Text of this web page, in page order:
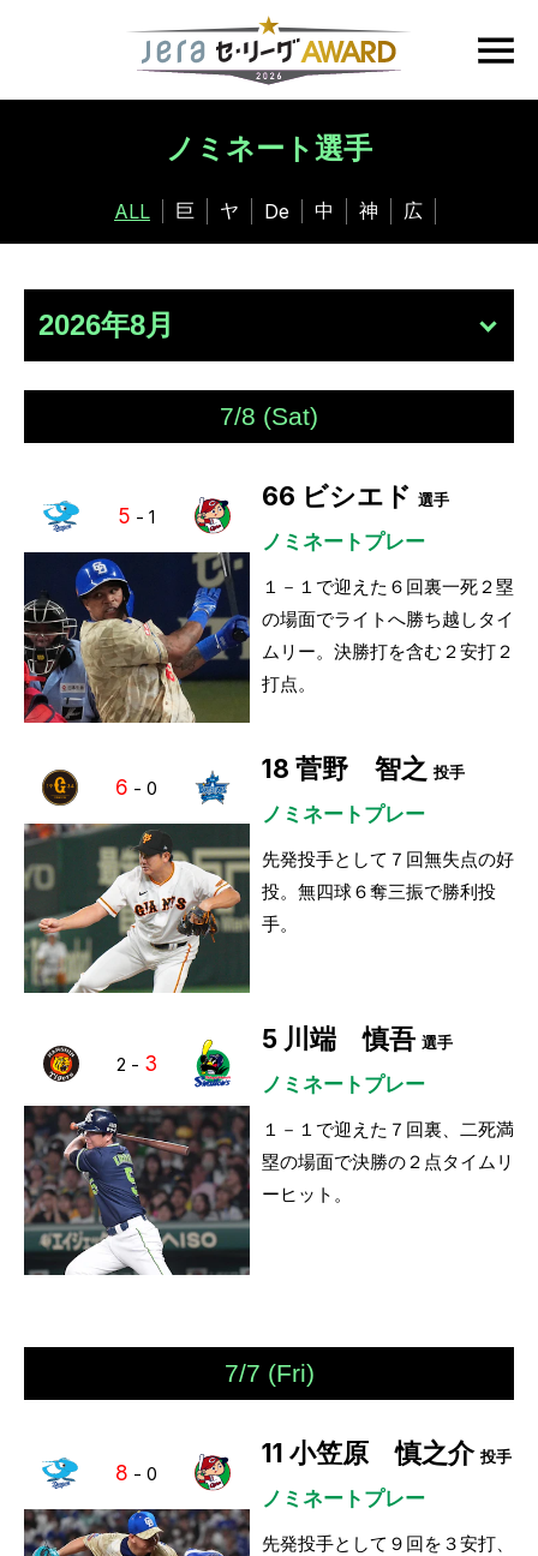
ノミネート選手
ALL 巨 ヤ De 中 神 広
7/8 (Sat)
5 - 1
66 ビシエド 選手
ノミネートプレー
１－１で迎えた６回裏一死２塁
の場面でライトへ勝ち越しタイ
ムリー。決勝打を含む２安打２
打点。
6 - 0
18 菅野 智之 投手
ノミネートプレー
先発投手として７回無失点の好
投。無四球６奪三振で勝利投
手。
2 - 3
5 川端 慎吾 選手
ノミネートプレー
１－１で迎えた７回裏、二死満
塁の場面で決勝の２点タイムリ
ーヒット。
7/7 (Fri)
8 - 0
11 小笠原 慎之介 投手
ノミネートプレー
先発投手として９回を３安打、